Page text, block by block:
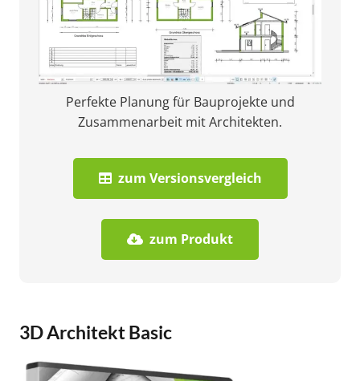
Perfekte Planung für Bauprojekte und
Zusammenarbeit mit Architekten.
zum Versionsvergleich
zum Produkt
3D Architekt Basic